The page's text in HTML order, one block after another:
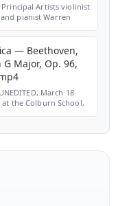
Principal Artists violinist
pianist Warren
— Beethoven,
Major, Op. 96,
March 18
at the Colburn School,